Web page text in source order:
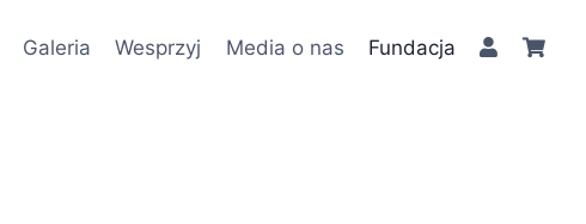
Galeria Wesprzyj Media o nas Fundacja